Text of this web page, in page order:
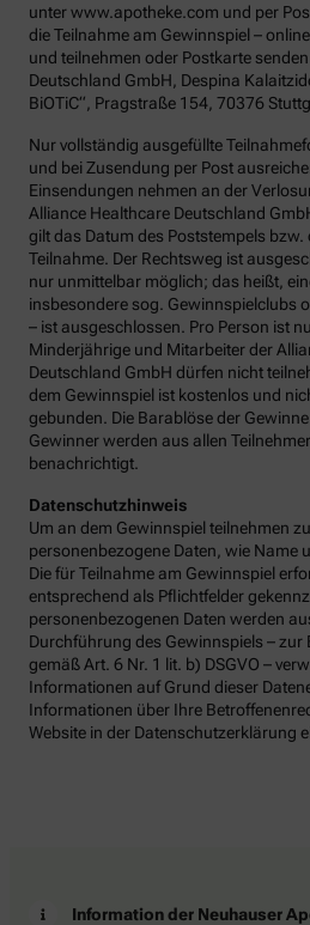
unter www.apotheke.com und per
die Teilnahme am Gewinnspiel –
und teilnehmen oder Postkarte
Deutschland GmbH, Despina
BiOTiC“, Pragstraße 154, 70376
Nur vollständig ausgefüllte
und bei Zusendung per Post
Einsendungen nehmen an der
Alliance Healthcare Deutschland
gilt das Datum des Poststempels
Teilnahme. Der Rechtsweg ist
nur unmittelbar möglich; das heißt,
insbesondere sog. Gewinnspielclubs
– ist ausgeschlossen. Pro Person ist
Minderjährige und Mitarbeiter der
Deutschland GmbH dürfen nicht
dem Gewinnspiel ist kostenlos und
gebunden. Die Barablöse der
Gewinner werden aus allen
benachrichtigt.
Datenschutzhinweis
Um an dem Gewinnspiel teilnehmen
personenbezogene Daten, wie Name
Die für Teilnahme am Gewinnspiel
entsprechend als Pflichtfelder
personenbezogenen Daten werden
Durchführung des Gewinnspiels – zur
gemäß Art. 6 Nr. 1 lit. b) DSGVO –
Informationen auf Grund dieser
Informationen über Ihre
Website in der Datenschutzerklärung
Information der Neuhauser